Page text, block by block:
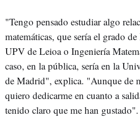
"Tengo pensado estudiar algo
matemáticas, que sería el grado
UPV de Leioa o Ingeniería
caso, en la pública, sería en la
de Madrid", explica. "Aunque de
quiero dedicarme en cuanto a
tenido claro que me han gustado".